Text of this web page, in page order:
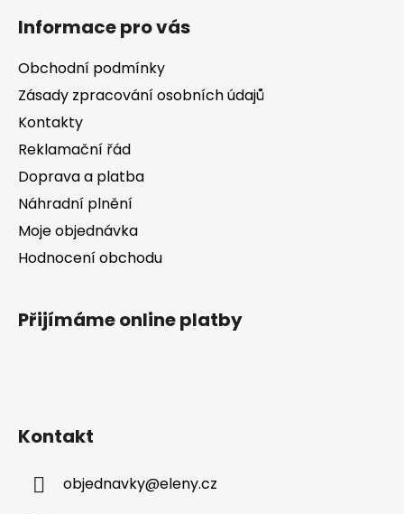
Informace pro vás
Obchodní podmínky
Zásady zpracování osobních údajů
Kontakty
Reklamační řád
Doprava a platba
Náhradní plnění
Moje objednávka
Hodnocení obchodu
Přijímáme online platby
Kontakt
objednavky@eleny.cz